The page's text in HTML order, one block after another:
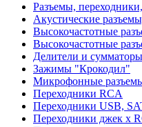
Разъемы,
Акустические
Высокочастотные
Высокочастотные
Делители и
Зажимы "Крокодил"
Микрофонные
Переходники RCA
Переходники USB,
Переходники джек х